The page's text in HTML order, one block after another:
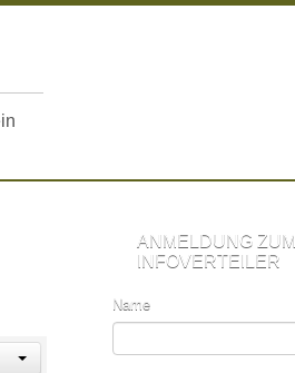
ANMELDUNG ZUM
INFOVERTEILER
Name